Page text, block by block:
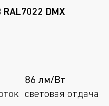
RAL7022 DMX
86 лм/Вт
световая отдача